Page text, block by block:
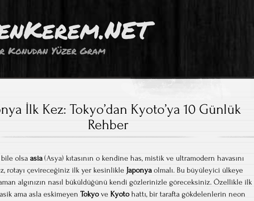
Konudan Yüzer Gram
İlk Kez: Tokyo’dan Kyoto’ya 10 Günlük
Rehber
bile olsa asia(Asya) kıtasının o kendine has, mistik ve ultramodern havasını
rotayı çevireceğiniz ilk yer kesinlikle Japonyaolmalı. Bu büyüleyici ülkeye
algınızın nasıl büküldüğünü kendi gözlerinizle göreceksiniz. Özellikle ilk
ama asla eskimeyen Tokyove Kyotohattı, bir tarafta gökdelenlerin neon